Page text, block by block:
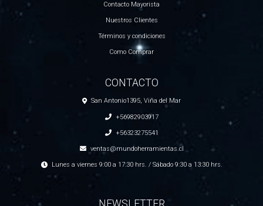
Contacto Mayorista
Nuestros Clientes
Términos y condiciones
Como Comprar
CONTACTO
San Antonio1395, Viña del Mar
+56982903917
+56323275541
ventas@mundoherramientas.cl
Lunes a viernes 9:00 a 17:30 hrs. / Sábado 9:30 a 13:30 hrs.